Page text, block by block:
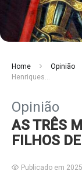
Home Opinião
Henriques…
Opinião
AS TRÊS
FILHOS
Publicado em